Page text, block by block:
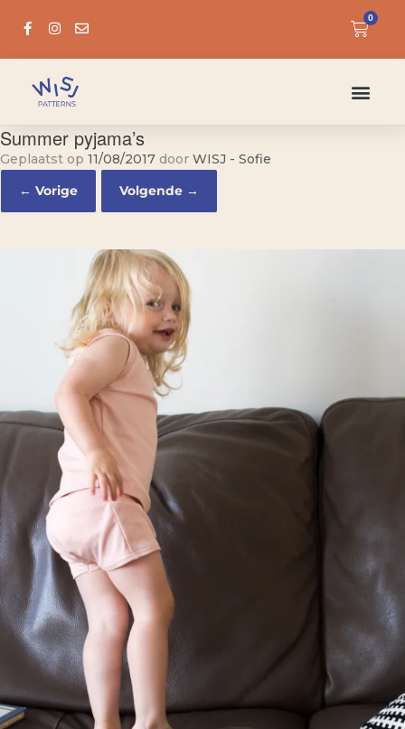
0
Summer pyjama’s
Geplaatst op 11/08/2017 door WISJ - Sofie
← Vorige
Volgende →